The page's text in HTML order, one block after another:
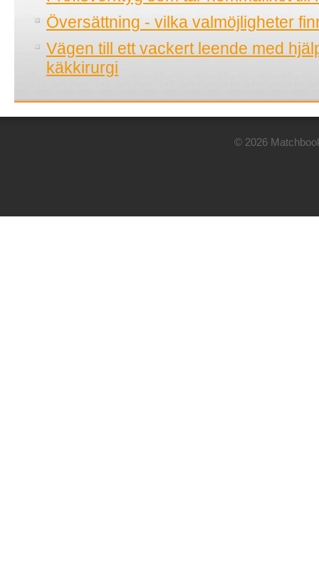
Översättning - vilka valmöjligheter
Vägen till ett vackert leende med
käkkirurgi
© 2026